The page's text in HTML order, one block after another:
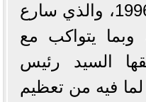
أحكام قانون الطفل الصادر بالقانون رقم 12 لسنة 1996، والذي سارع
وبما يتواكب مع
السيد رئيس
لما فيه من تعظيم